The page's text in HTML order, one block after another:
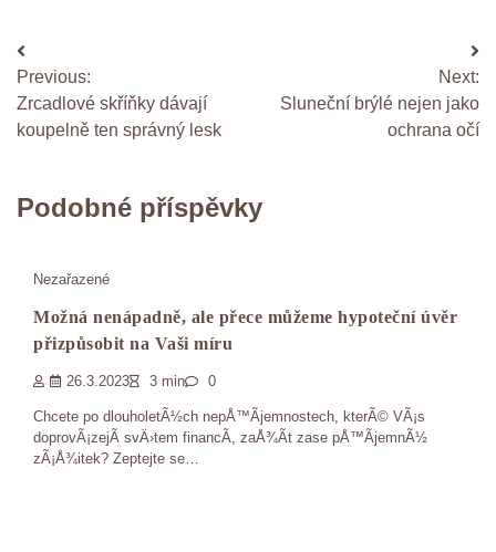
Navigace
pro
příspěvek
Previous:
Zrcadlové skříňky dávají
koupelně ten správný lesk
Next:
Sluneční brýlé nejen jako
ochrana očí
Podobné příspěvky
Nezařazené
Možná nenápadně, ale přece můžeme hypoteční úvěr
přizpůsobit na Vaši míru
26.3.2023 3 min 0
Chcete po dlouholetÃ½ch nepÅ™Ã­jemnostech, kterÃ© VÃ¡s
doprovÃ¡zejÃ­ svÄ›tem financÃ­, zaÅ¾Ã­t zase pÅ™Ã­jemnÃ½
zÃ¡Å¾itek? Zeptejte se…